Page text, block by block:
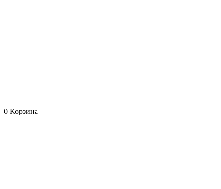
0 Корзина